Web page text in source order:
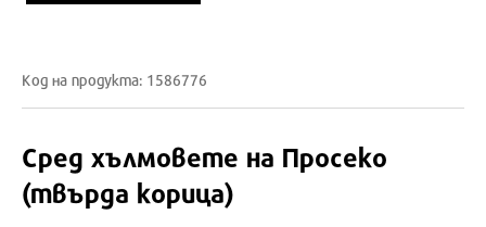
Код на продукта: 1586776
Сред хълмовете на Просеко
(твърда корица)